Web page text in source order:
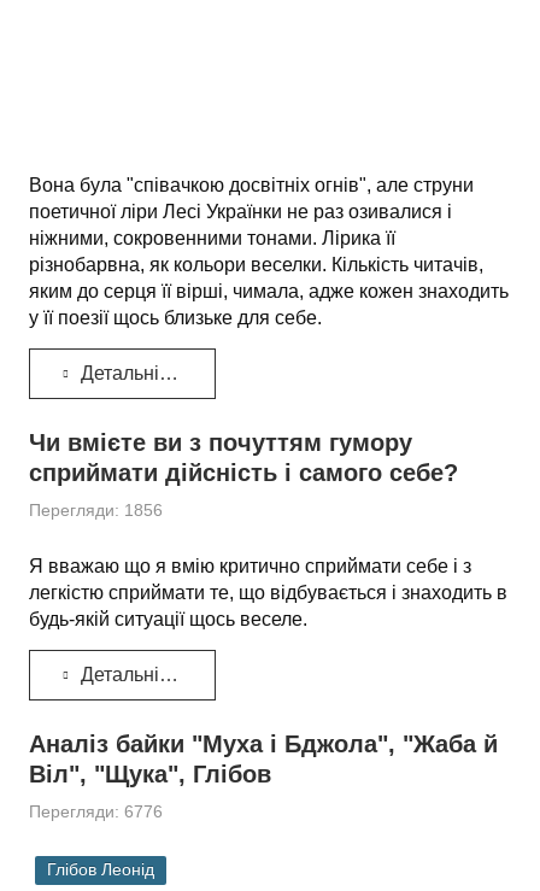
Вона була "співачкою досвітніх огнів", але струни
поетичної ліри Лесі Українки не раз озивалися і
ніжними, сокро­венними тонами. Лірика її
різнобарвна, як кольори веселки. Кількість читачів,
яким до серця її вірші, чимала, адже кожен знаходить
у її поезії щось близьке для себе.
Детальніше...
Чи вмієте ви з почуттям гумору
сприймати дійсність і самого себе?
Перегляди: 1856
Я вважаю що я вмію критично сприймати себе і з
легкістю сприймати те, що відбувається і знаходить в
будь-якій ситуації щось веселе.
Детальніше...
Аналіз байки "Муха і Бджола", "Жаба й
Віл", "Щука", Глібов
Перегляди: 6776
Глібов Леонід